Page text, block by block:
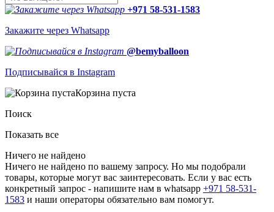
+971 58-531-1583
Закажите через Whatsapp
@bemyballoon
Подписывайся в Instagram
Корзина пуста
Поиск
Показать все
Ничего не найдено
Ничего не найдено по вашему запросу. Но мы подобрали
товары, которые могут вас заинтересовать. Если у вас есть
конкретный запрос - напишите нам в whatsapp +971 58-531-
1583 и наши операторы обязательно вам помогут.